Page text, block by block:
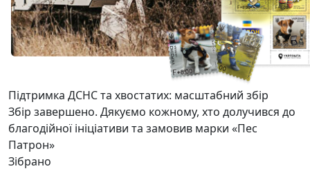
Підтримка ДСНС та хвостатих: масштабний збір
Збір завершено. Дякуємо кожному, хто долучився до
благодійної ініціативи та замовив марки «Пес
Патрон»
Зібрано